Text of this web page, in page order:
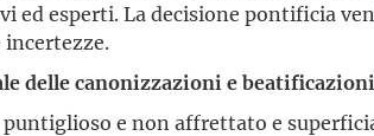
ed esperti. La decisione pontificia
delle canonizzazioni e beatificazioni
puntiglioso e non affrettato e